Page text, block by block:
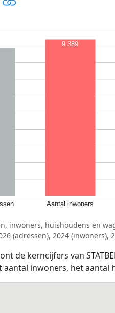
Aantal inwoners
9.389
inwoners, huishoudens en
(adressen), 2024 (inwoners),
de kerncijfers van
aantal inwoners, het aantal